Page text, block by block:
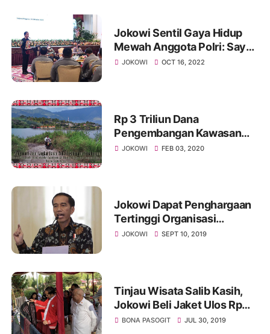
Jokowi Sentil Gaya Hidup
Mewah Anggota Polri: Saya
Mengingatkan Hati-Hati
JOKOWI OCT 16, 2022
Rp 3 Triliun Dana
Pengembangan Kawasan
Danau Toba Siasia
JOKOWI FEB 03, 2020
Jokowi Dapat Penghargaan
Tertinggi Organisasi
Insinyur Se-ASEAN
JOKOWI SEPT 10, 2019
Tinjau Wisata Salib Kasih,
Jokowi Beli Jaket Ulos Rp
2,5 Juta
BONA PASOGIT JUL 30, 2019